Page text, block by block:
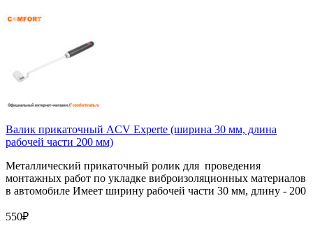
Валик прикаточный ACV Experte (ширина 30 мм, длина
рабочей части 200 мм)
Металлический прикаточный ролик для проведения
монтажных работ по укладке виброизоляционных материалов
в автомобиле Имеет ширину рабочей части 30 мм, длину - 200
550₽